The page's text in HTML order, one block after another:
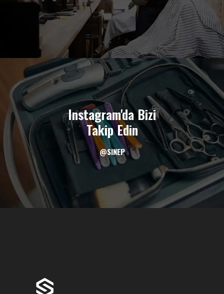
Instagram'da Bizi
Takip Edin
@SINEP